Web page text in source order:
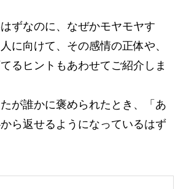
ずなのに、なぜかモヤモヤす
に向けて、その感情の正体や、
るヒントもあわせてご紹介しま
が誰かに褒められたとき、「あ
ら返せるようになっているはず